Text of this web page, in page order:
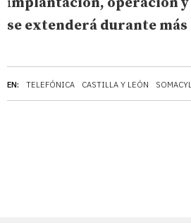
EN: TELEFÓNICA CASTILLA Y LEÓN SOMACYL
se extenderá durante más